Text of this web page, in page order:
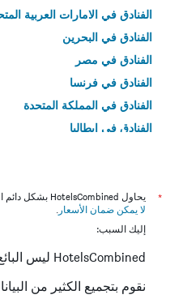
الفنادق في الامارات العربية
الفنادق في البحرين
الفنادق في مصر
الفنادق في فرنسا
الفنادق في المملكة المتحدة
الفنادق في إيطاليا
*
يحاول HotelsCombined بشكل دائم الحصول على الأسعار الدقيقة، ولكن
لا يمكن ضمان الأسعار .
إليك السبب:
HotelsCombined ليس البائع
نقوم بتجميع الكثير من